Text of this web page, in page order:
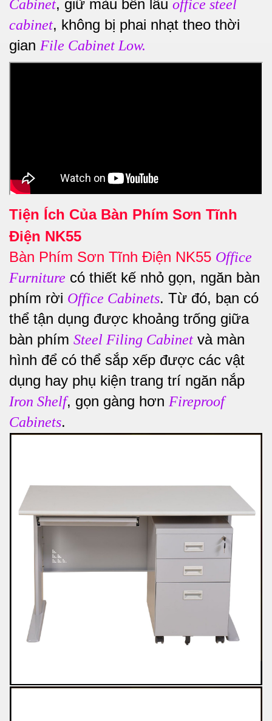
Cabinet, giữ màu bền lâu office steel
cabinet, không bị phai nhạt theo thời
gian File Cabinet Low.
Tiện Ích Của Bàn Phím Sơn Tĩnh
Điện NK55
Bàn Phím Sơn Tĩnh Điện NK55 Office
Furniture có thiết kế nhỏ gọn, ngăn bàn
phím rời Office Cabinets. Từ đó, bạn có
thể tận dụng được khoảng trống giữa
bàn phím Steel Filing Cabinet và màn
hình để có thể sắp xếp được các vật
dụng hay phụ kiện trang trí ngăn nắp
Iron Shelf, gọn gàng hơn Fireproof
Cabinets.